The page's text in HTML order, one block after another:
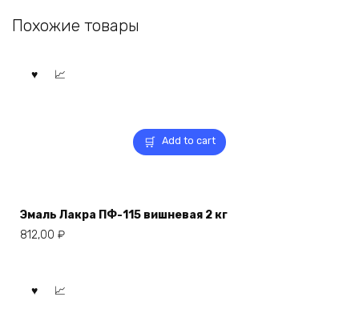
Похожие товары
Add to cart
Эмаль Лакра ПФ-115 вишневая 2 кг
812,00 ₽